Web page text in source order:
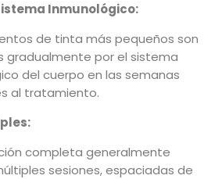
Inmunológico:
de tinta más pequeños son
gradualmente por el sistema
del cuerpo en las semanas
al tratamiento.
completa generalmente
sesiones, espaciadas de